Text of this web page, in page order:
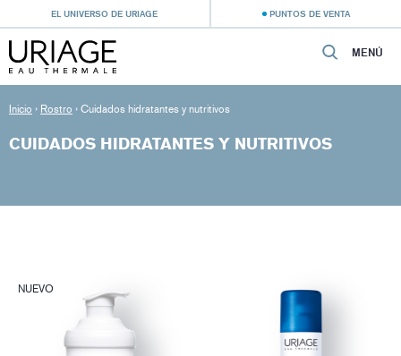
EL UNIVERSO DE URIAGE PUNTOS DE VENTA
MENÚ
Inicio › Rostro › Cuidados hidratantes y nutritivos
CUIDADOS HIDRATANTES Y NUTRITIVOS
NUEVO